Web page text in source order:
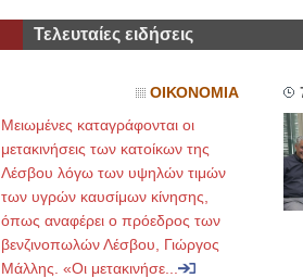
Τελευταίες ειδήσεις
ΟΙΚΟΝΟΜΙΑ
Μειωμένες καταγράφονται οι
μετακινήσεις των κατοίκων της
Λέσβου λόγω των υψηλών τιμών
των υγρών καυσίμων κίνησης,
όπως αναφέρει ο πρόεδρος των
βενζινοπωλών Λέσβου, Γιώργος
Μάλλης. «Οι μετακινήσε...